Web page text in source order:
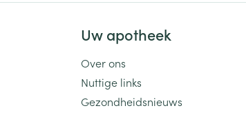
Uw apotheek
Over ons
Nuttige links
Gezondheidsnieuws